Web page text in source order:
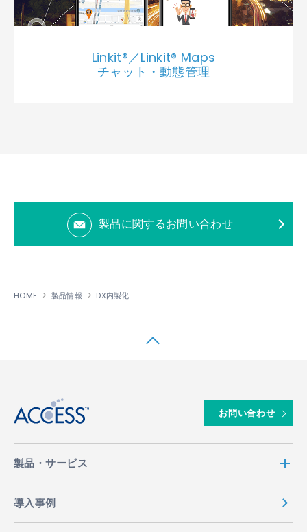
Linkit®／Linkit® Maps
チャット・動態管理
製品に関するお問い合わせ
HOME 製品情報 DX内製化
お問い合わせ
製品・サービス
導入事例